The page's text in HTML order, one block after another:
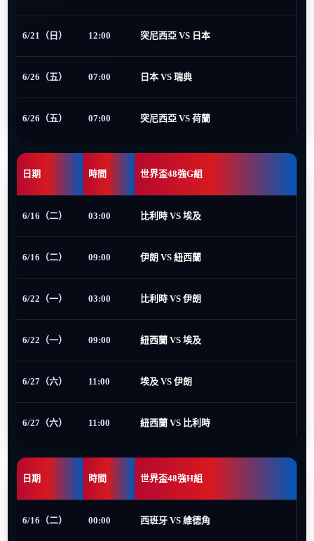
6/21（日） 12:00 突尼西亞 VS 日本
6/26（五） 07:00 日本 VS 瑞典
6/26（五） 07:00 突尼西亞 VS 荷蘭
日期 時間 世界盃48強G組
6/16（二） 03:00 比利時 VS 埃及
6/16（二） 09:00 伊朗 VS 紐西蘭
6/22（一） 03:00 比利時 VS 伊朗
6/22（一） 09:00 紐西蘭 VS 埃及
6/27（六） 11:00 埃及 VS 伊朗
6/27（六） 11:00 紐西蘭 VS 比利時
日期 時間 世界盃48強H組
6/16（二） 00:00 西班牙 VS 維德角